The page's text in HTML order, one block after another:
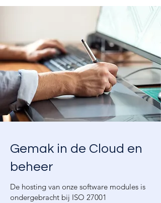
Gemak in de Cloud en
beheer
De hosting van onze software modules is
ondergebracht bij ISO 27001